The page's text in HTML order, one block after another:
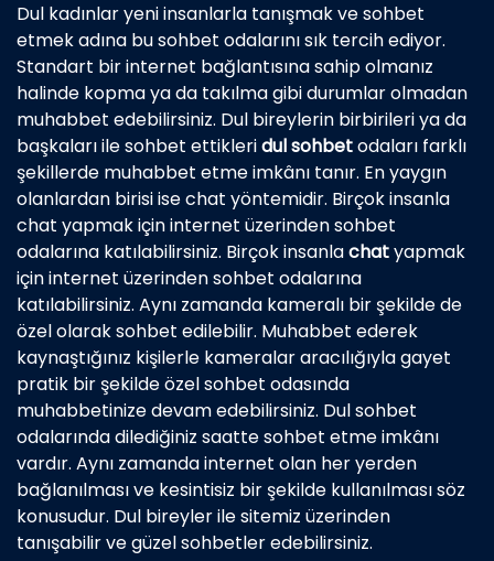
Dul kadınlar yeni insanlarla tanışmak ve sohbet
etmek adına bu sohbet odalarını sık tercih ediyor.
Standart bir internet bağlantısına sahip olmanız
halinde kopma ya da takılma gibi durumlar olmadan
muhabbet edebilirsiniz. Dul bireylerin birbirileri ya da
başkaları ile sohbet ettikleridul sohbetodaları farklı
şekillerde muhabbet etme imkânı tanır. En yaygın
olanlardan birisi ise chat yöntemidir. Birçok insanla
chat yapmak için internet üzerinden sohbet
odalarına katılabilirsiniz. Birçok insanlachatyapmak
için internet üzerinden sohbet odalarına
katılabilirsiniz. Aynı zamanda kameralı bir şekilde de
özel olarak sohbet edilebilir. Muhabbet ederek
kaynaştığınız kişilerle kameralar aracılığıyla gayet
pratik bir şekilde özel sohbet odasında
muhabbetinize devam edebilirsiniz. Dul sohbet
odalarında dilediğiniz saatte sohbet etme imkânı
vardır. Aynı zamanda internet olan her yerden
bağlanılması ve kesintisiz bir şekilde kullanılması söz
konusudur. Dul bireyler ile sitemiz üzerinden
tanışabilir ve güzel sohbetler edebilirsiniz.